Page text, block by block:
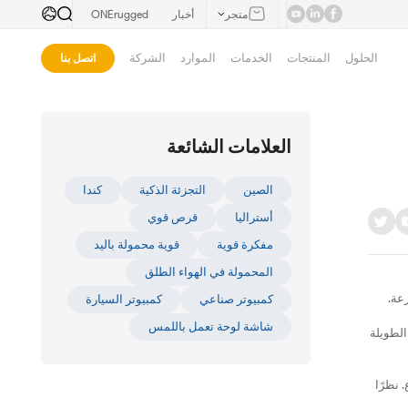
متجر أخبار ONErugged
الحلول المنتجات الخدمات الموارد الشركة اتصل بنا
نظرًا
العلامات الشائعة
الصين التجزئة الذكية
كندا
أستراليا
قرص قوي
مفكرة قوية
قوية محمولة باليد
المحمولة في الهواء الطلق
كمبيوتر صناعي
كمبيوتر السيارة
شاشة لوحة تعمل باللمس